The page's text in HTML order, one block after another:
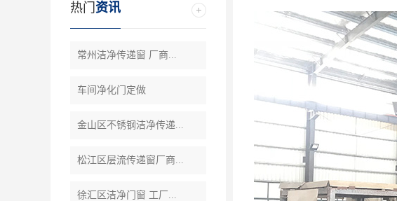
热门 资讯
常州洁净传递窗 厂商...
车间净化门定做
金山区不锈钢洁净传递...
松江区层流传递窗厂商...
徐汇区洁净门窗 工厂...